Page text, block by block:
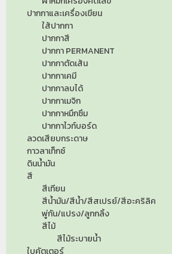
ปากกาและเครื่องเขียน
ใส้ปากกา
ปากกาสี
ปากกา PERMANENT
ปากกาตัดเส้น
ปากกาเคมี
ปากกาลบได้
ปากกาเมจิก
ปากกาหมึกซึม
ปากกาไวท์บอร์ด
ลวดเสียบกระดาษ
กาวลาเท็กซ์
ดินน้ำมัน
สี
สีเทียน
สีน้ำมัน/สีน้ำ/สีสเปรย์/สีอะคริลิค
พู่กัน/แปรง/ลูกกลิ้ง
สีไม้
สีไม้ระบายน้ำ
ใบคัตเตอร์